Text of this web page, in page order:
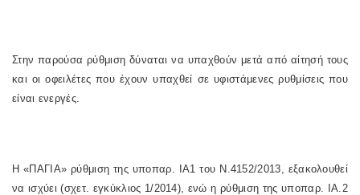
Στην παρούσα ρύθμιση δύναται να υπαχθούν μετά από αίτησή τους
και οι οφειλέτες που έχουν υπαχθεί σε υφιστάμενες ρυθμίσεις που
είναι ενεργές.
Η «ΠΑΓΙΑ» ρύθμιση της υποπαρ. ΙΑ1 του Ν.4152/2013, εξακολουθεί
να ισχύει (σχετ. εγκύκλιος 1/2014), ενώ η ρύθμιση της υποπαρ. ΙΑ.2